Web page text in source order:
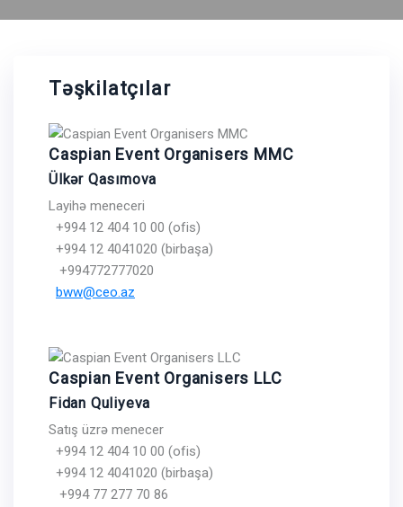
Təşkilatçılar
Caspian Event Organisers MMC
Ülkər Qasımova
Layihə meneceri
+994 12 404 10 00 (ofis)
+994 12 4041020 (birbaşa)
+994772777020
bww@ceo.az
Caspian Event Organisers LLC
Fidan Quliyeva
Satış üzrə menecer
+994 12 404 10 00 (ofis)
+994 12 4041020 (birbaşa)
+994 77 277 70 86